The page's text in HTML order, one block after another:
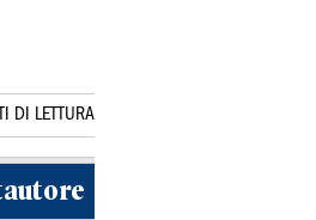
DI LETTURA